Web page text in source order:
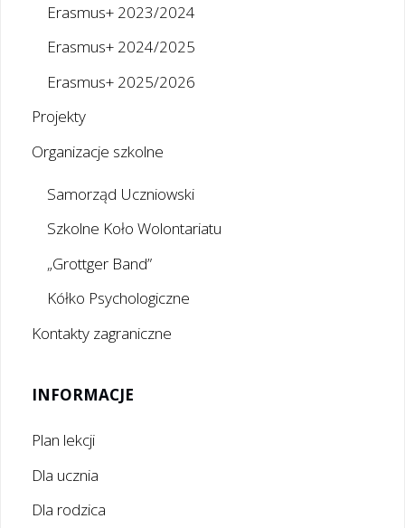
Erasmus+ 2023/2024
Erasmus+ 2024/2025
Erasmus+ 2025/2026
Projekty
Organizacje szkolne
Samorząd Uczniowski
Szkolne Koło Wolontariatu
„Grottger Band”
Kółko Psychologiczne
Kontakty zagraniczne
INFORMACJE
Plan lekcji
Dla ucznia
Dla rodzica